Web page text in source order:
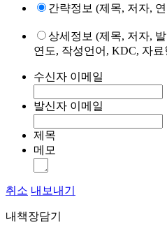
간략정보 (제목, 저자,
상세정보 (제목, 저자,
연도, 작성언어, KDC, 자
수신자 이메일
발신자 이메일
제목
메모
취소 내보내기
내책장담기